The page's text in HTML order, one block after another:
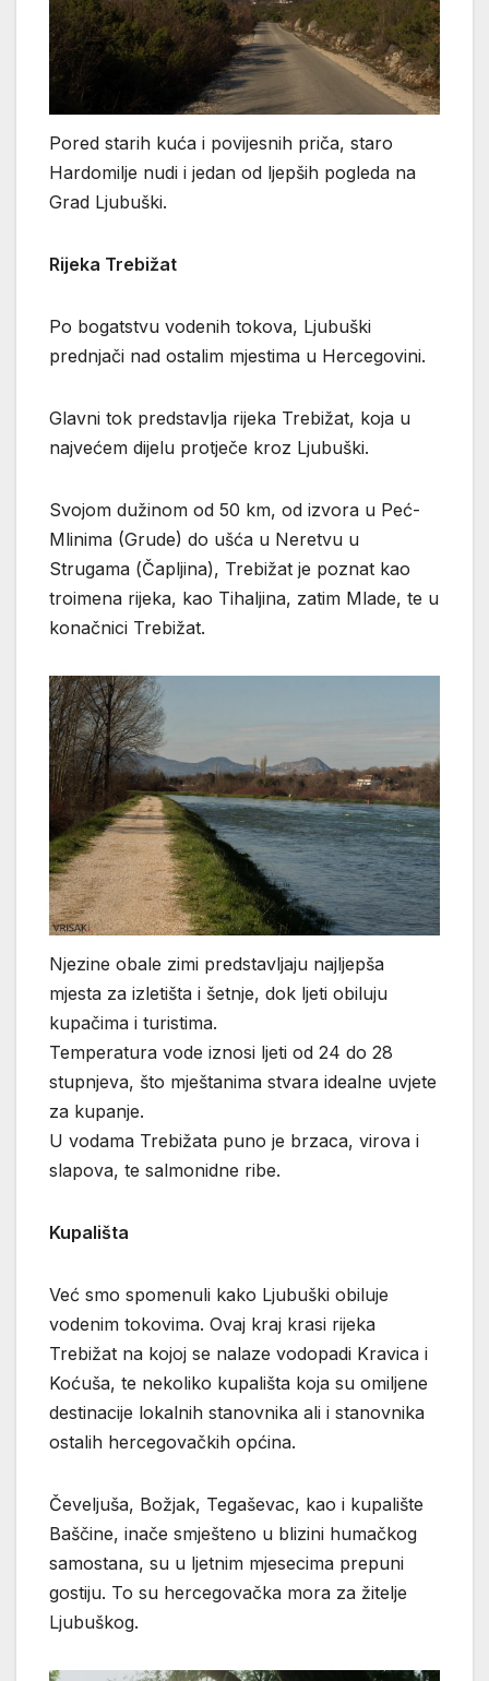
Pored starih kuća i povijesnih priča, staro
Hardomilje nudi i jedan od ljepših pogleda na
Grad Ljubuški.
Rijeka Trebižat
Po bogatstvu vodenih tokova, Ljubuški
prednjači nad ostalim mjestima u Hercegovini.
Glavni tok predstavlja rijeka Trebižat, koja u
najvećem dijelu protječe kroz Ljubuški.
Svojom dužinom od 50 km, od izvora u Peć-
Mlinima (Grude) do ušća u Neretvu u
Strugama (Čapljina), Trebižat je poznat kao
troimena rijeka, kao Tihaljina, zatim Mlade, te u
konačnici Trebižat.
Njezine obale zimi predstavljaju najljepša
mjesta za izletišta i šetnje, dok ljeti obiluju
kupačima i turistima.
Temperatura vode iznosi ljeti od 24 do 28
stupnjeva, što mještanima stvara idealne uvjete
za kupanje.
U vodama Trebižata puno je brzaca, virova i
slapova, te salmonidne ribe.
Kupališta
Već smo spomenuli kako Ljubuški obiluje
vodenim tokovima. Ovaj kraj krasi rijeka
Trebižat na kojoj se nalaze vodopadi Kravica i
Koćuša, te nekoliko kupališta koja su omiljene
destinacije lokalnih stanovnika ali i stanovnika
ostalih hercegovačkih općina.
Čeveljuša, Božjak, Tegaševac, kao i kupalište
Baščine, inače smješteno u blizini humačkog
samostana, su u ljetnim mjesecima prepuni
gostiju. To su hercegovačka mora za žitelje
Ljubuškog.